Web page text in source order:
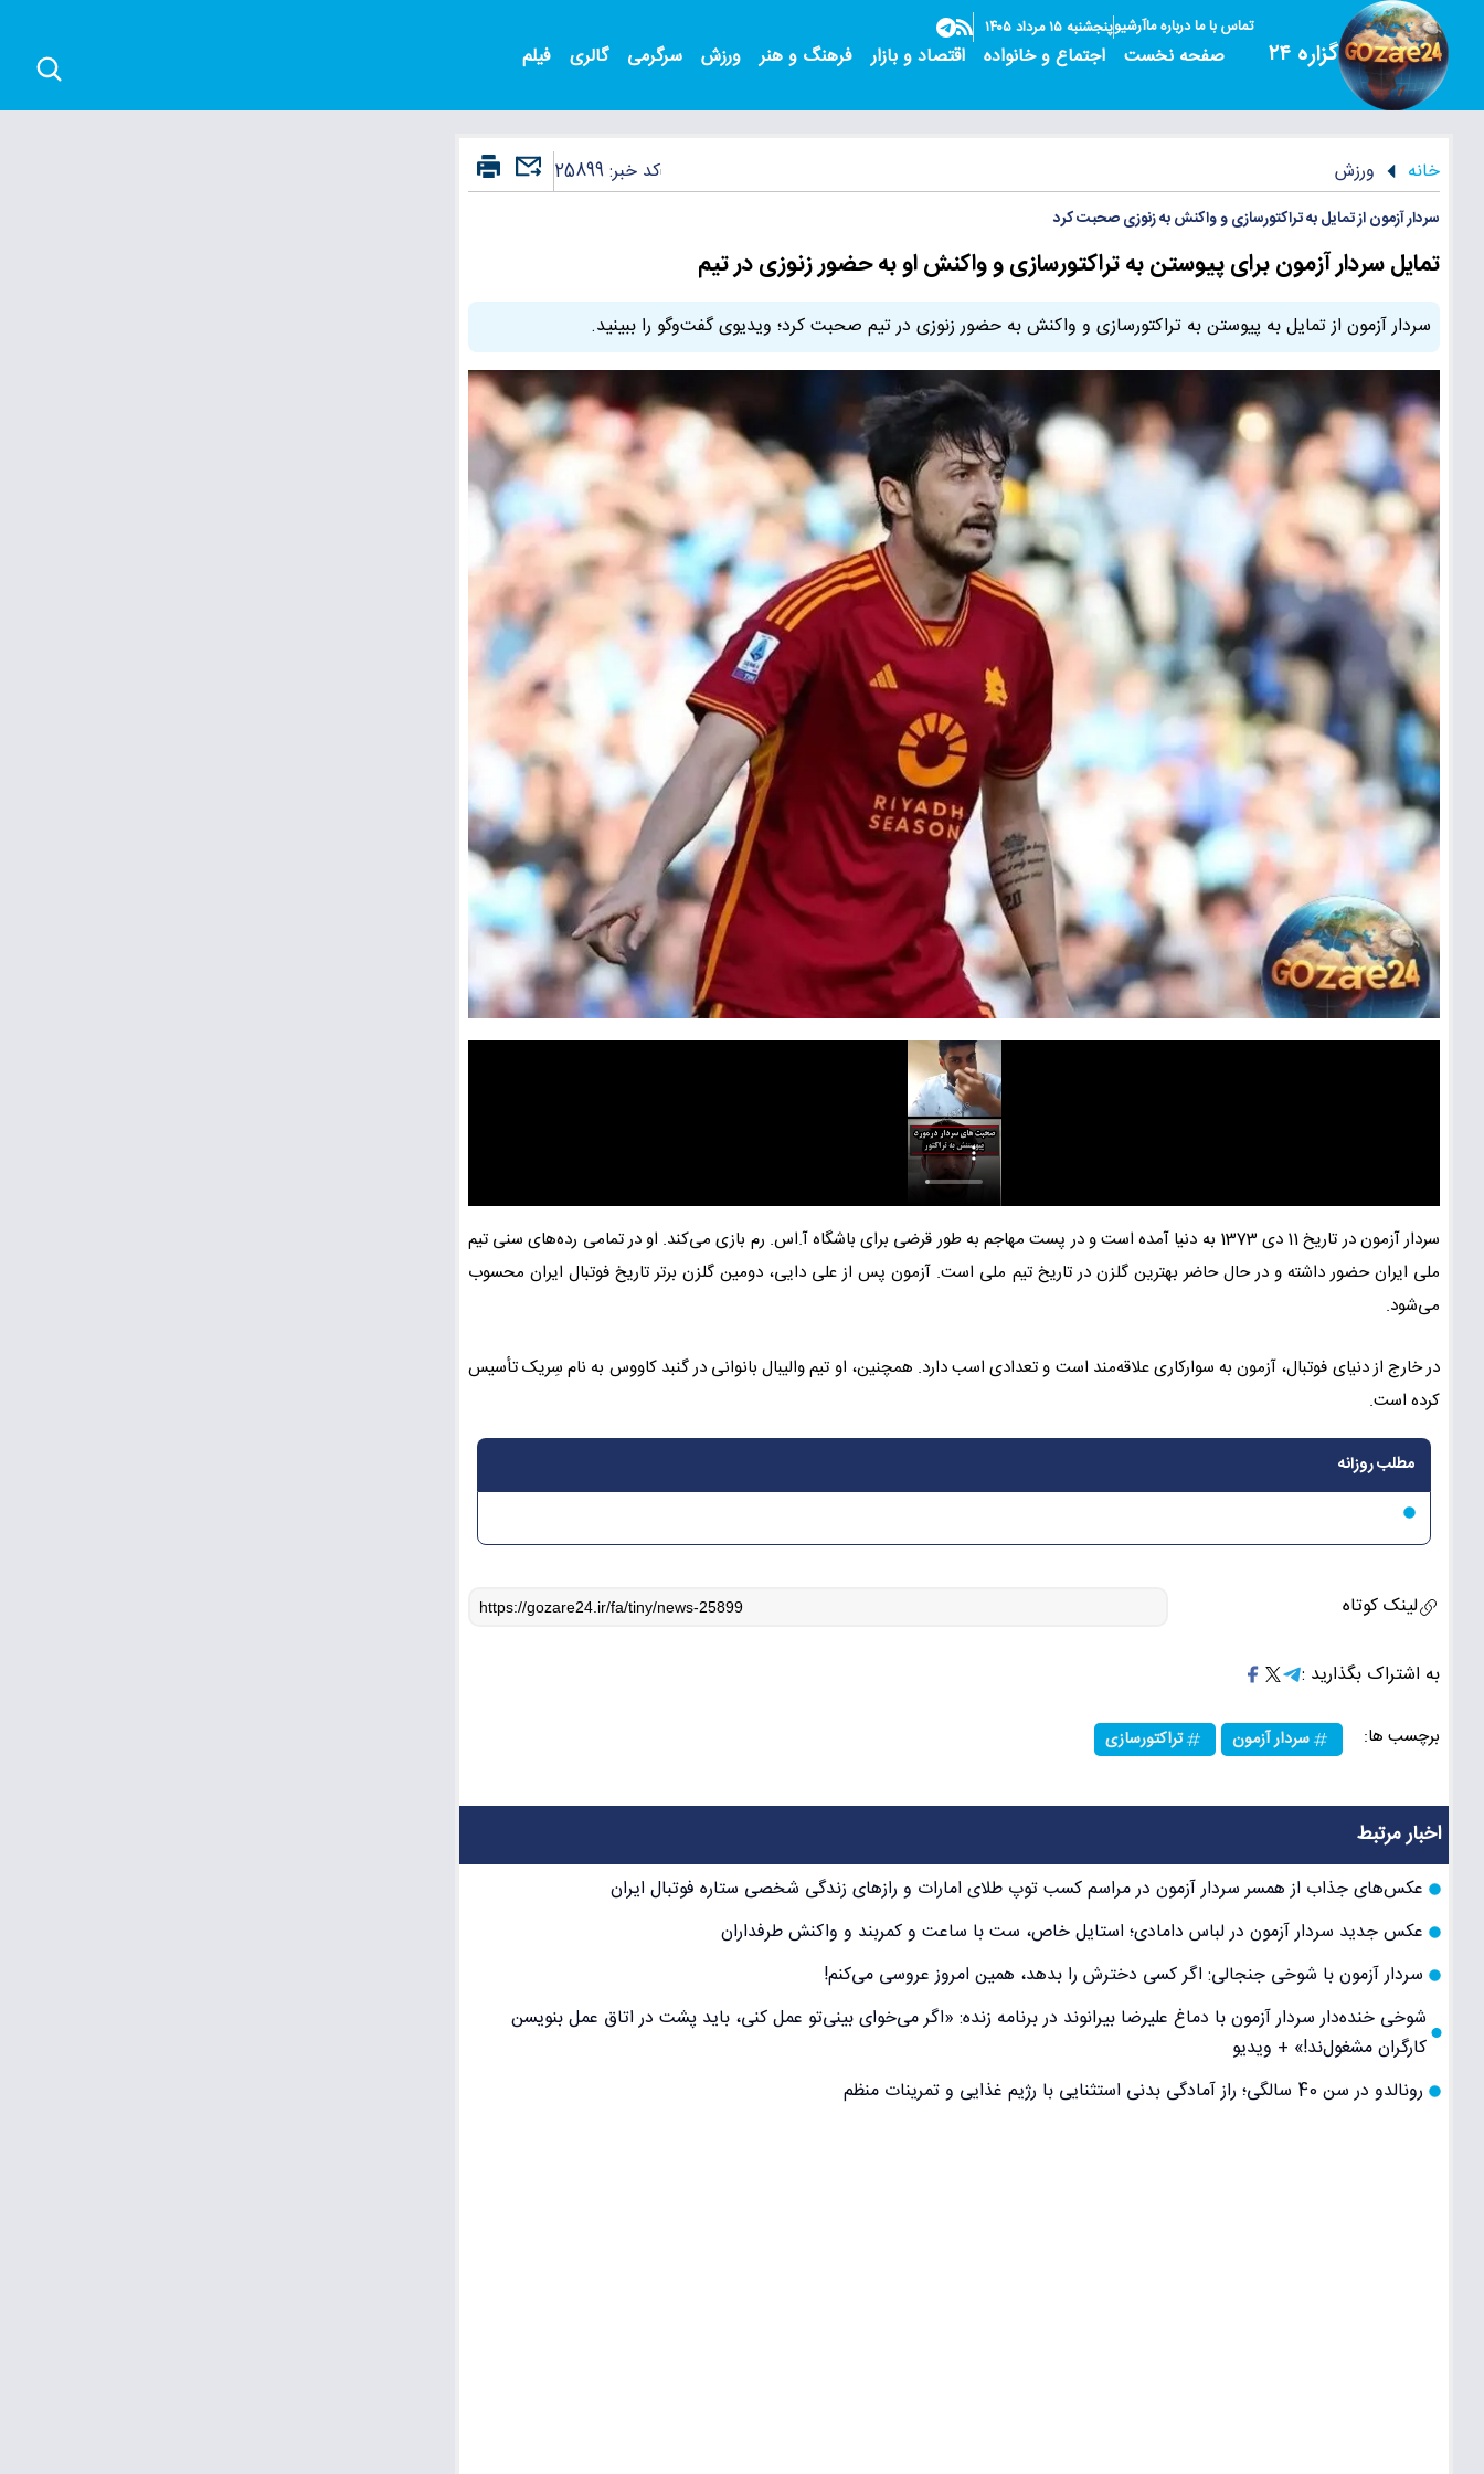
گزاره ۲۴
تماس با مادرباره ماآرشیوپنجشنبه ۱۵ مرداد ۱۴۰۵
صفحه نخست اجتماع و خانواده اقتصاد و بازار فرهنگ و هنر ورزش سرگرمی گالری فیلم
خانه ورزش کد خبر:25899
سردار آزمون از تمایل به تراکتورسازی و واکنش به زنوزی صحبت کرد
تمایل سردار آزمون برای پیوستن به تراکتورسازی و واکنش او به حضور زنوزی در تیم
سردار آزمون از تمایل به پیوستن به تراکتورسازی و واکنش به حضور زنوزی در تیم صحبت کرد؛ ویدیوی گفت‌وگو را ببینید.
سردار آزمون در تاریخ 11 دی 1373 به دنیا آمده است و در پست مهاجم به طور قرضی برای باشگاه آ.اس. رم بازی می‌کند. او در تمامی رده‌های سنی تیم
ملی ایران حضور داشته و در حال حاضر بهترین گلزن در تاریخ تیم ملی است. آزمون پس از علی دایی، دومین گلزن برتر تاریخ فوتبال ایران محسوب
می‌شود.
در خارج از دنیای فوتبال، آزمون به سوارکاری علاقه‌مند است و تعدادی اسب دارد. همچنین، او تیم والیبال بانوانی در گنبد کاووس به نام سِریک تأسیس
کرده است.
مطلب روزانه
لینک کوتاه
به اشتراک بگذارید :
برچسب ها: سردار آزمون تراکتورسازی
اخبار مرتبط
عکس‌های جذاب از همسر سردار آزمون در مراسم کسب توپ طلای امارات و رازهای زندگی شخصی ستاره فوتبال ایران
عکس جدید سردار آزمون در لباس دامادی؛ استایل خاص، ست با ساعت و کمربند و واکنش طرفداران
سردار آزمون با شوخی جنجالی: اگر کسی دخترش را بدهد، همین امروز عروسی می‌کنم!
شوخی خنده‌دار سردار آزمون با دماغ علیرضا بیرانوند در برنامه زنده: «اگر می‌خوای بینی‌تو عمل کنی، باید پشت در اتاق عمل بنویسن
کارگران مشغول‌ند!» + ویدیو
رونالدو در سن 40 سالگی؛ راز آمادگی بدنی استثنایی با رژیم غذایی و تمرینات منظم